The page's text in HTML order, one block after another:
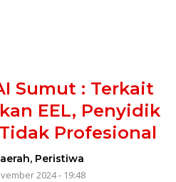
Sumut : Terkait
EEL, Penyidik
Profesional
, Peristiwa
2024 - 19:48